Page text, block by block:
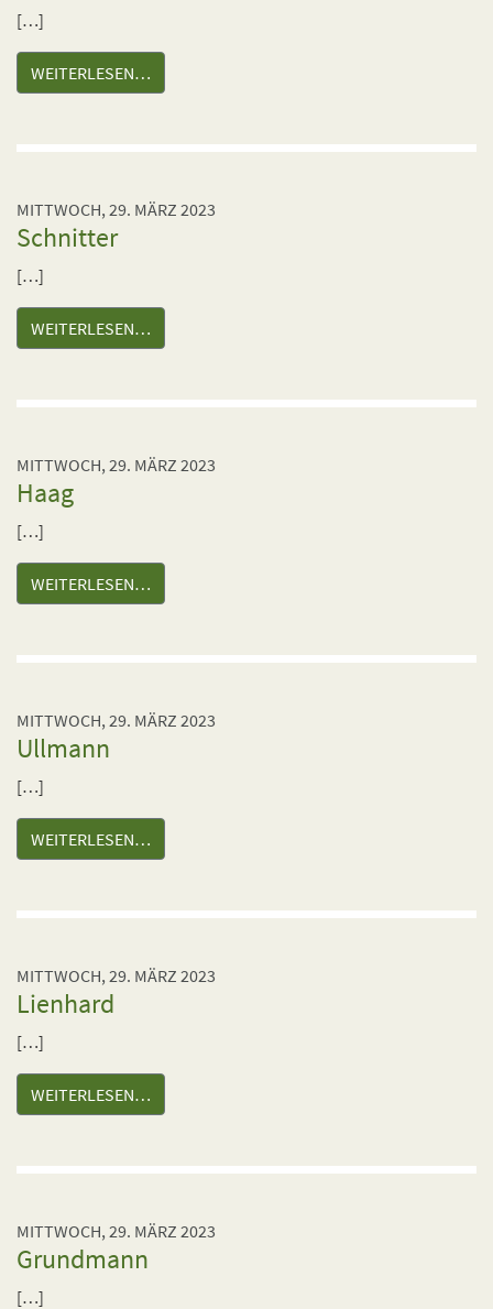
[…]
WEITERLESEN…
MITTWOCH, 29. MÄRZ 2023
Schnitter
[…]
WEITERLESEN…
MITTWOCH, 29. MÄRZ 2023
Haag
[…]
WEITERLESEN…
MITTWOCH, 29. MÄRZ 2023
Ullmann
[…]
WEITERLESEN…
MITTWOCH, 29. MÄRZ 2023
Lienhard
[…]
WEITERLESEN…
MITTWOCH, 29. MÄRZ 2023
Grundmann
[…]